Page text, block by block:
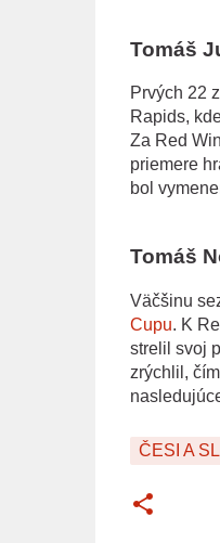
Tomáš
Prvých 22
Rapids,
Za Red
priemere
bol
Tomáš
Väčšinu
Cupu. K
strelil svoj
zrýchlil,
ČESI A